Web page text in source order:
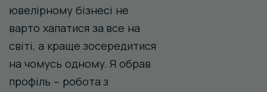
ювелірному бізнесі не
варто хапатися за все на
світі, а краще зосередитися
на чомусь одному. Я обрав
профіль – робота з